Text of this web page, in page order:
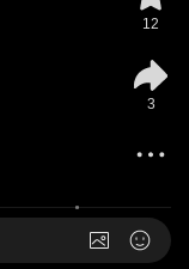
12
3